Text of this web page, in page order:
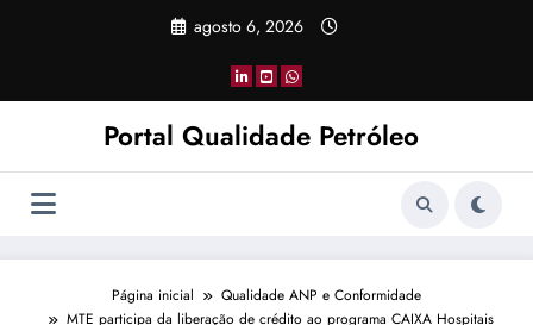
agosto 6, 2026
Portal Qualidade Petróleo
Página inicial
Qualidade ANP e Conformidade
MTE participa da liberação de crédito ao programa CAIXA Hospitais